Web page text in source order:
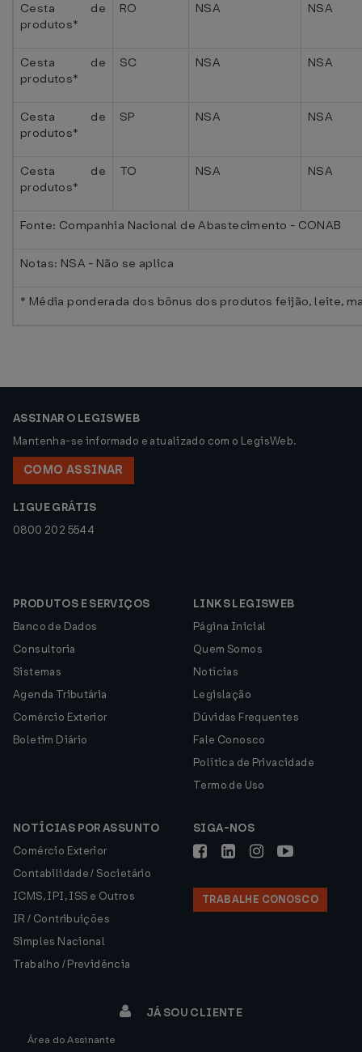
Cesta de
produtos*
RO NSA NSA
Cesta de
produtos*
SC NSA NSA
Cesta de
produtos*
SP NSA NSA
Cesta de
produtos*
TO NSA NSA
Fonte: Companhia Nacional de Abastecimento - CONAB
Notas: NSA - Não se aplica
* Média ponderada dos bônus dos produtos feijão, leite,
ASSINAR O LEGISWEB
Mantenha-se informado e atualizado com o LegisWeb.
COMO ASSINAR
LIGUE GRÁTIS
0800 202 5544
PRODUTOS E SERVIÇOS
Banco de Dados
Consultoria
Sistemas
Agenda Tributária
Comércio Exterior
Boletim Diário
LINKS LEGISWEB
Página Inicial
Quem Somos
Notícias
Legislação
Dúvidas Frequentes
Fale Conosco
Política de Privacidade
Termo de Uso
NOTÍCIAS POR ASSUNTO
Comércio Exterior
Contabilidade / Societário
ICMS, IPI, ISS e Outros
IR / Contribuições
Simples Nacional
Trabalho / Previdência
SIGA-NOS
TRABALHE CONOSCO
JÁ SOU CLIENTE
Área do Assinante